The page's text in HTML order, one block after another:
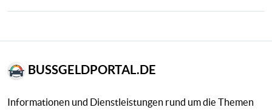
BUSSGELDPORTAL.DE
Informationen und Dienstleistungen rund um die Themen